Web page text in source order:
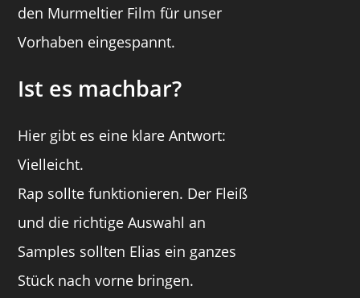
den Murmeltier Film für unser
Vorhaben eingespannt.
Ist es machbar?
Hier gibt es eine klare Antwort:
Vielleicht.
Rap sollte funktionieren. Der Fleiß
und die richtige Auswahl an
Samples sollten Elias ein ganzes
Stück nach vorne bringen.